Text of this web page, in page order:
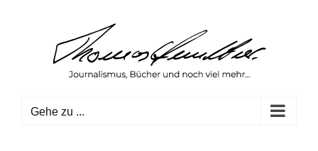
springen
Gehe zu ...